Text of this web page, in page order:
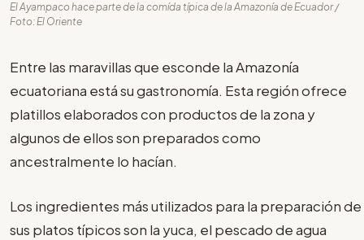
El Ayampaco hace parte de la comída típica de la Amazonía de Ecuador /
Foto: El Oriente
Entre las maravillas que esconde la Amazonía
ecuatoriana está su gastronomía. Esta región ofrece
platillos elaborados con productos de la zona y
algunos de ellos son preparados como
ancestralmente lo hacían.
Los ingredientes más utilizados para la preparación de
sus platos típicos son la yuca, el pescado de agua